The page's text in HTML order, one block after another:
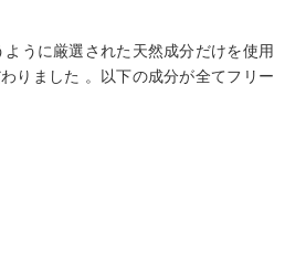
うに厳選された天然成分だけを使用
りました 。以下の成分が全てフリー